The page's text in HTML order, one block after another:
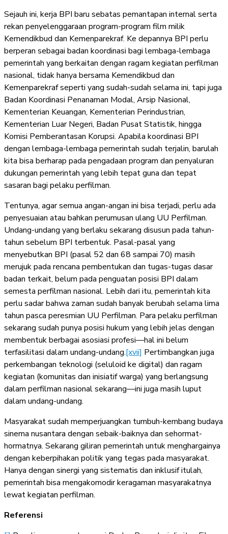
Sejauh ini, kerja BPI baru sebatas pemantapan internal serta
rekan penyelenggaraan program-program film milik
Kemendikbud dan Kemenparekraf. Ke depannya BPI perlu
berperan sebagai badan koordinasi bagi lembaga-lembaga
pemerintah yang berkaitan dengan ragam kegiatan perfilman
nasional, tidak hanya bersama Kemendikbud dan
Kemenparekraf seperti yang sudah-sudah selama ini, tapi juga
Badan Koordinasi Penanaman Modal, Arsip Nasional,
Kementerian Keuangan, Kementerian Perindustrian,
Kementerian Luar Negeri, Badan Pusat Statistik, hingga
Komisi Pemberantasan Korupsi. Apabila koordinasi BPI
dengan lembaga-lembaga pemerintah sudah terjalin, barulah
kita bisa berharap pada pengadaan program dan penyaluran
dukungan pemerintah yang lebih tepat guna dan tepat
sasaran bagi pelaku perfilman.
Tentunya, agar semua angan-angan ini bisa terjadi, perlu ada
penyesuaian atau bahkan perumusan ulang UU Perfilman.
Undang-undang yang berlaku sekarang disusun pada tahun-
tahun sebelum BPI terbentuk. Pasal-pasal yang
menyebutkan BPI (pasal 52 dan 68 sampai 70) masih
merujuk pada rencana pembentukan dan tugas-tugas dasar
badan terkait, belum pada penguatan posisi BPI dalam
semesta perfilman nasional. Lebih dari itu, pemerintah kita
perlu sadar bahwa zaman sudah banyak berubah selama lima
tahun pasca peresmian UU Perfilman. Para pelaku perfilman
sekarang sudah punya posisi hukum yang lebih jelas dengan
membentuk berbagai asosiasi profesi—hal ini belum
terfasilitasi dalam undang-undang.[xvii] Pertimbangkan juga
perkembangan teknologi (seluloid ke digital) dan ragam
kegiatan (komunitas dan inisiatif warga) yang berlangsung
dalam perfilman nasional sekarang—ini juga masih luput
dalam undang-undang.
Masyarakat sudah memperjuangkan tumbuh-kembang budaya
sinema nusantara dengan sebaik-baiknya dan sehormat-
hormatnya. Sekarang giliran pemerintah untuk menghargainya
dengan keberpihakan politik yang tegas pada masyarakat.
Hanya dengan sinergi yang sistematis dan inklusif itulah,
pemerintah bisa mengakomodir keragaman masyarakatnya
lewat kegiatan perfilman.
Referensi